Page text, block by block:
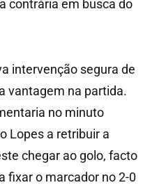
contrária em busca do
intervenção segura de
vantagem na partida.
no minuto
Lopes a retribuir a
chegar ao golo, facto
fixar o marcador no 2-0